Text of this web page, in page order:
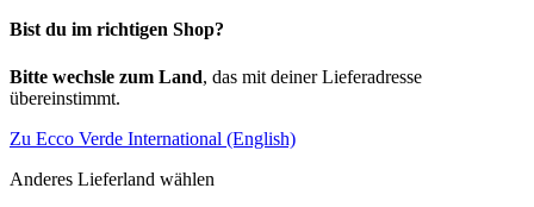
Bist du im richtigen Shop?
Bitte wechsle zum Land, das mit deiner Lieferadresse
übereinstimmt.
Zu Ecco Verde International (English)
Anderes Lieferland wählen